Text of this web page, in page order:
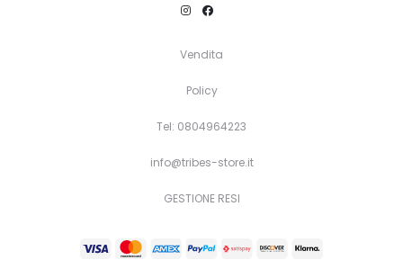
Vendita
Policy
Tel: 0804964223
info@tribes-store.it
GESTIONE RESI